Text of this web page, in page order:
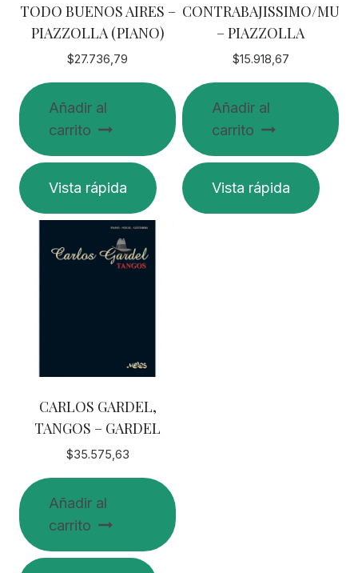
TODO BUENOS AIRES –
PIAZZOLLA (PIANO)
$27.736,79
Añadir al
carrito
Vista rápida
CONTRABAJISSIMO/
– PIAZZOLLA
$15.918,67
Añadir al
carrito
Vista rápida
CARLOS GARDEL,
TANGOS – GARDEL
$35.575,63
Añadir al
carrito